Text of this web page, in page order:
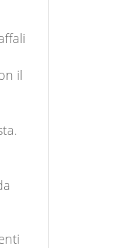
il